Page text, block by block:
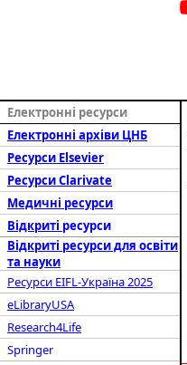
Електронні ресурси
Електронні архіви ЦНБ
Ресурси Elsevier
РесурсиClarivate
Медичні ресурси
Відкриті ресурси
Відкриті ресурси для освіти
та науки
Ресурси EIFL-Україна2025
eLibraryUSA
Research4Life
Springer